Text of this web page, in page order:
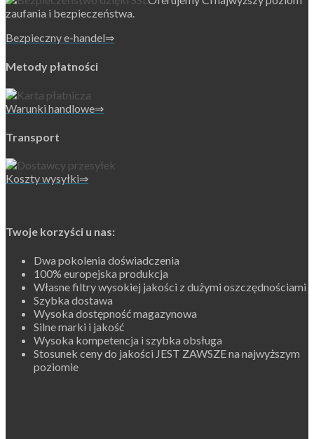
zaufania i bezpieczeństwa.
Bezpieczny e-handel⇒
Metody płatności
Warunki handlowe⇒
Transport
Koszty wysyłki⇒
Twoje korzyści u nas:
Dwa pokolenia doświadczenia
100% europejska produkcja
Własne filtry wysokiej jakości z dużymi oszczędnościami
Szybka dostawa
Wysoka dostępność magazynowa
Silne marki i jakość
Wysoka kompetencja i szybka obsługa
Stosunek ceny do jakości JEST ZAWSZE na najwyższym
poziomie